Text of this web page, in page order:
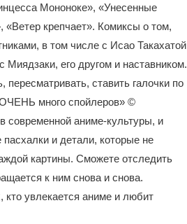
Мононоке», «Унесенные
крепчает». Комиксы о том,
в том числе с Исао Такахатой
его другом и наставником.
ставить галочки по
много спойлеров» ©
современной аниме-культуры, и
и детали, которые не
картины. Сможете отследить
к ним снова и снова.
кто увлекается аниме и любит